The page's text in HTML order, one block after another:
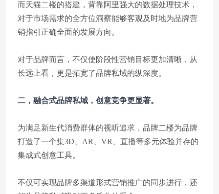
而天猫二楼的搭建，背靠阿里强大的数据处理技术，
对于市场需求的全方位洞察能够客观及时地为品牌营
销指引正确全面的发展方向。
对于品牌而言，不仅使阶段性营销目标更加清晰，从
长远上看，更是拓宽了品牌私域的纵深度。
二，融合式品牌私域，创意竞争更显著。
为满足新生代消费群体的视听追求，品牌二楼为品牌
打造了一个集3D、AR、VR、直播等多元体验并存的
集成式创意工具。
不仅可实现品牌多渠道形式营销推广的同步进行，还